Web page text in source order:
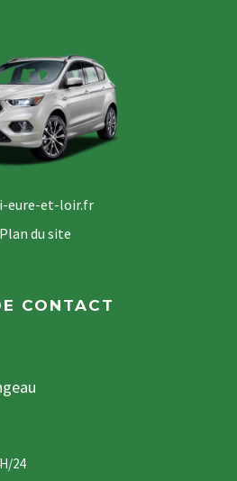
eure-et-loir.fr
Plan du site
CONTACT
24